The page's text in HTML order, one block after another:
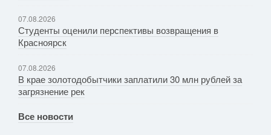
07.08.2026
Студенты оценили перспективы возвращения в
Красноярск
07.08.2026
В крае золотодобытчики заплатили 30 млн рублей за
загрязнение рек
Все новости